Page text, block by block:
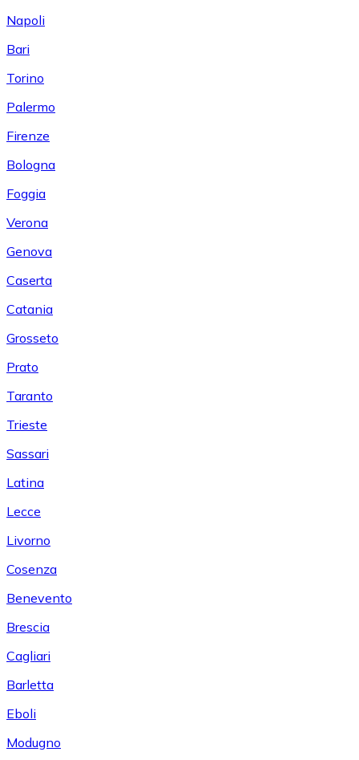
Napoli
Bari
Torino
Palermo
Firenze
Bologna
Foggia
Verona
Genova
Caserta
Catania
Grosseto
Prato
Taranto
Trieste
Sassari
Latina
Lecce
Livorno
Cosenza
Benevento
Brescia
Cagliari
Barletta
Eboli
Modugno